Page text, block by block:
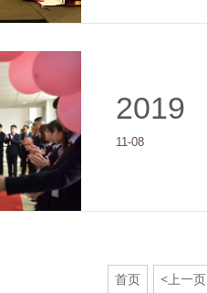
2019
11-08
首页 <上一页